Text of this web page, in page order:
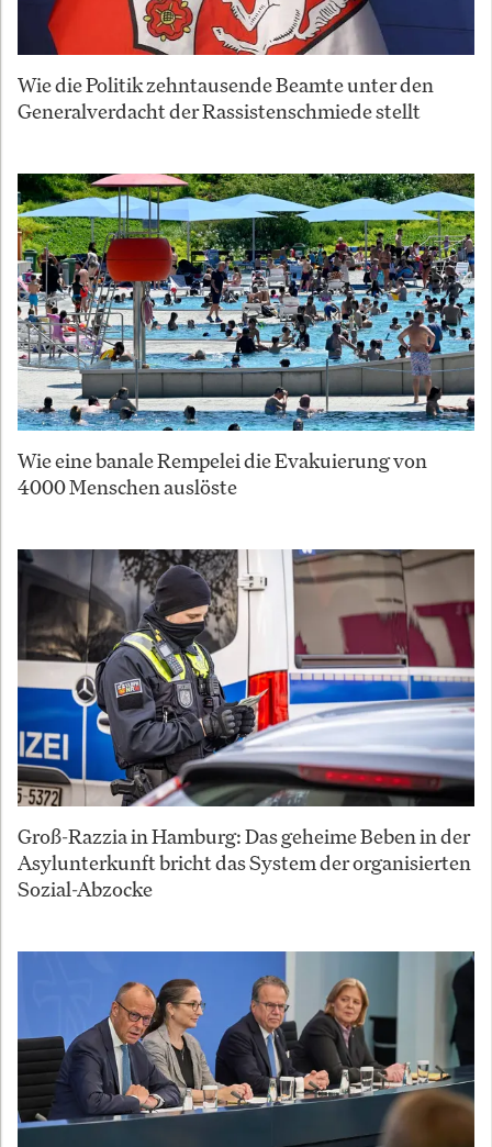
Wie die Politik zehntausende Beamte unter den
Generalverdacht der Rassistenschmiede stellt
Wie eine banale Rempelei die Evakuierung von
4000 Menschen auslöste
Groß-Razzia in Hamburg: Das geheime Beben in der
Asylunterkunft bricht das System der organisierten
Sozial-Abzocke